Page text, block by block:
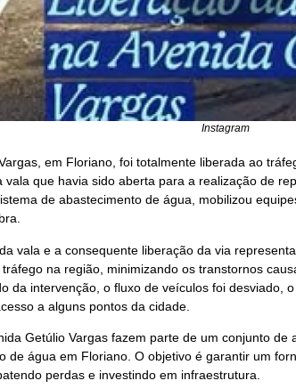
Instagram
em Floriano, foi totalmente liberada ao
vala que havia sido aberta para a realização de
de abastecimento de água, mobilizou
vala e a consequente liberação da via
na região, minimizando os transtornos
da intervenção, o fluxo de veículos foi desviado,
a alguns pontos da cidade.
Getúlio Vargas fazem parte de um conjunto
de água em Floriano. O objetivo é garantir um
perdas e investindo em infraestrutura.